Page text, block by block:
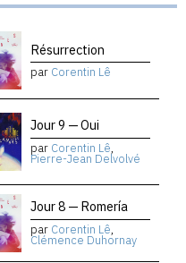
Résurrection
par Corentin Lê
Jour 9 — Oui
par Corentin Lê,
Pierre-Jean Delvolvé
Jour 8 — Romería
par Corentin Lê,
Clémence Duhornay